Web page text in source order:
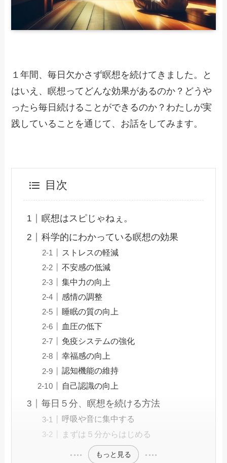
１年間、毎日欠かさず瞑想を続けてきました。と
はいえ、瞑想ってどんな効果があるのか？どうや
ったら毎日続けることができるのか？わたしが実
践していることを通じて、お話をしてみます。
目次
瞑想はスピじゃねぇ。
科学的にわかっている瞑想の効果
ストレスの軽減
不安感の低減
集中力の向上
感情の調整
睡眠の質の向上
血圧の低下
免疫システムの強化
幸福感の向上
認知機能の維持
自己認識の向上
毎日５分、瞑想を続ける方法
呼吸や音に集中する
まずは５分からはじめる
もっと見る